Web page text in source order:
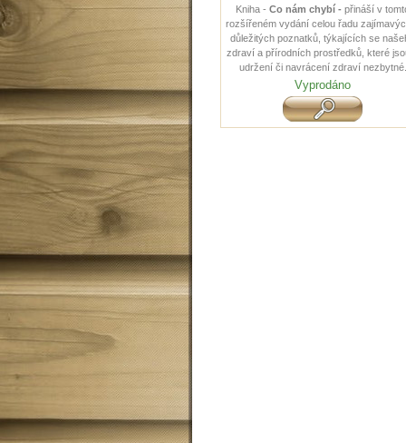
Kniha -Co nám chybí - přináší v
rozšířeném vydání celou řadu
důležitých poznatků, týkajících se
zdraví a přírodních prostředků, které
udržení či navrácení zdraví nezbytné.
Vyprodáno